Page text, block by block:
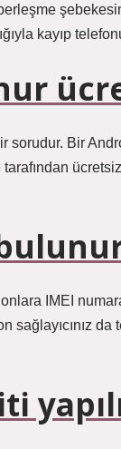
kayıp
sorudur. Bir
tarafından
IMEI
da